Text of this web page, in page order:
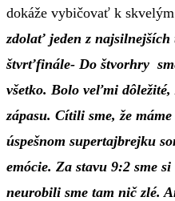
dokáže vybičovať k
zdolať jeden z
štvrťfinále- Do štvorhry
všetko. Bolo veľmi dôležité,
zápasu. Cítili sme, že
úspešnom supertajbrejku
emócie. Za stavu 9:2 sme
neurobili sme tam nič zlé.